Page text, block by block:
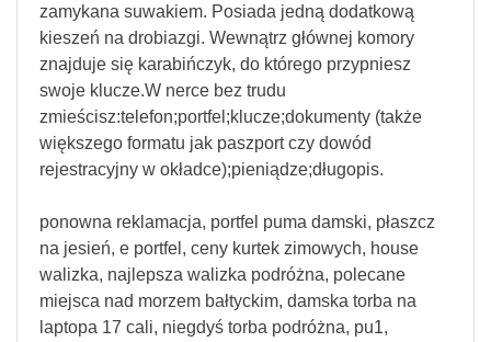
zamykana suwakiem. Posiada jedną dodatkową
kieszeń na drobiazgi. Wewnątrz głównej komory
znajduje się karabińczyk, do którego przypniesz
swoje klucze.W nerce bez trudu
zmieścisz:telefon;portfel;klucze;dokumenty (także
większego formatu jak paszport czy dowód
rejestracyjny w okładce);pieniądze;długopis.
ponowna reklamacja, portfel puma damski, płaszcz
na jesień, e portfel, ceny kurtek zimowych, house
walizka, najlepsza walizka podróżna, polecane
miejsca nad morzem bałtyckim, damska torba na
laptopa 17 cali, niegdyś torba podróżna, pu1,